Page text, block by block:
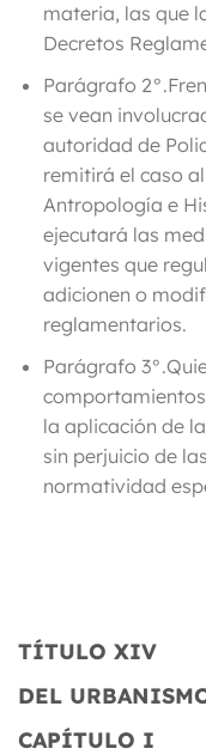
materia, las que
Decretos
Parágrafo 2°.
se vean
autoridad de
remitirá el caso
Antropología e
ejecutará las
vigentes que
adicionen o
reglamentarios.
Parágrafo 3°.
la aplicación de
sin perjuicio de
normatividad
TÍTULO XIV
DEL
CAPÍTULO I